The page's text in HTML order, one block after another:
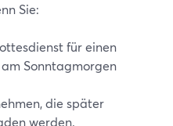
Sie:
für einen
Sonntagmorgen
die später
werden.